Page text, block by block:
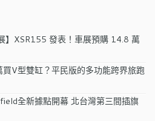
】XSR155 發表！車展預購 14.8 萬
買V型雙缸？平民版的多功能跨界旅跑
全新據點開幕 北台灣第三間插旗